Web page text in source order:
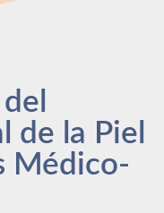
de la Piel
Médico-